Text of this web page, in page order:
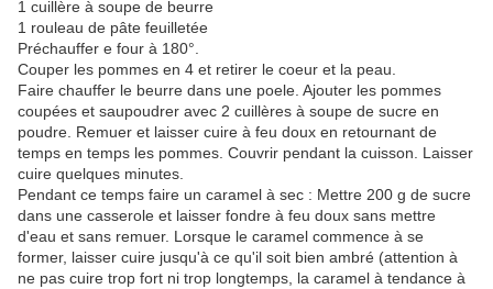
1 cuillère à soupe de beurre
1 rouleau de pâte feuilletée
Préchauffer e four à 180°.
Couper les pommes en 4 et retirer le coeur et la peau.
Faire chauffer le beurre dans une poele. Ajouter les pommes
coupées et saupoudrer avec 2 cuillères à soupe de sucre en
poudre. Remuer et laisser cuire à feu doux en retournant de
temps en temps les pommes. Couvrir pendant la cuisson. Laisser
cuire quelques minutes.
Pendant ce temps faire un caramel à sec : Mettre 200 g de sucre
dans une casserole et laisser fondre à feu doux sans mettre
d'eau et sans remuer. Lorsque le caramel commence à se
former, laisser cuire jusqu'à ce qu'il soit bien ambré (attention à
ne pas cuire trop fort ni trop longtemps, la caramel à tendance à